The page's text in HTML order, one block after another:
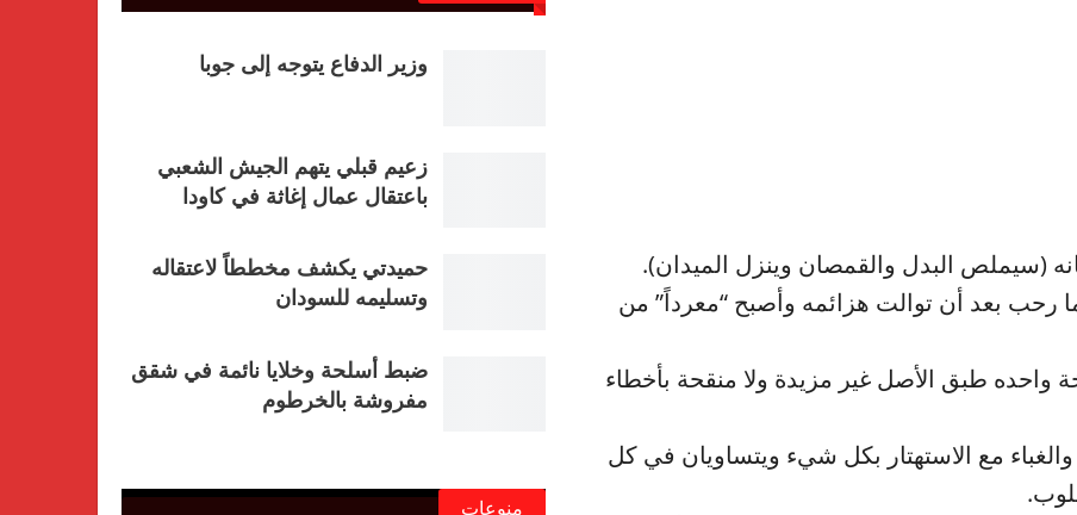
(سيملص البدل والقمصان وينزل الميدان).
رحب بعد أن توالت هزائمه وأصبح “معرداً” من
واحده طبق الأصل غير مزيدة ولا منقحة بأخطاء
مع الاستهتار بكل شيء ويتساويان في كل
وزير الدفاع يتوجه إلى جوبا
زعيم قبلي يتهم الجيش الشعبي
باعتقال عمال إغاثة في كاودا
حميدتي يكشف مخططاً لاعتقاله
وتسليمه للسودان
ضبط أسلحة وخلايا نائمة في شقق
مفروشة بالخرطوم
منوعات